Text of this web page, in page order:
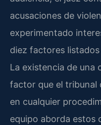
acusaciones de
experimentado
diez factores listados
La existencia de una
factor que el tribunal
en cualquier
equipo aborda estos